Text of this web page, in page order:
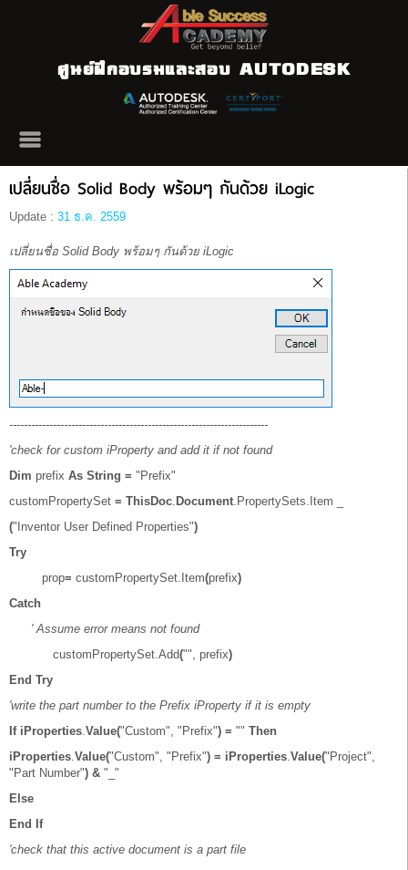
ศูนย์ฝึกอบรมและสอบ AUTODESK
เปลี่ยนชื่อ Solid Body พร้อมๆ กันด้วย iLogic
Update : 31 ธ.ค. 2559
เปลี่ยนชื่อ Solid Body พร้อมๆ กันด้วย iLogic
-----------------------------------------------------------------------
'check for custom iProperty and add it if not found
Dim prefix As String = "Prefix"
customPropertySet = ThisDoc. Document.PropertySets.Item _
("Inventor User Defined Properties")
Try
prop= customPropertySet.Item(prefix)
Catch
' Assume error means not found
customPropertySet.Add("", prefix)
End Try
'write the part number to the Prefix iProperty if it is empty
If iProperties.Value("Custom", "Prefix") = "" Then
iProperties.Value("Custom", "Prefix") = iProperties.Value("Project",
"Part Number") & "_"
Else
End
If
'check that this active document is a part file